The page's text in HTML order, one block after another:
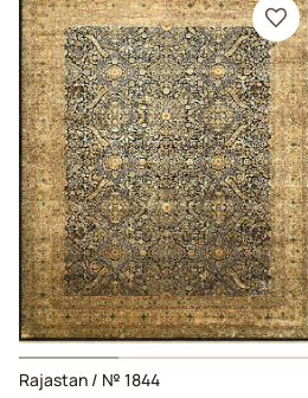
Rajastan / № 1844